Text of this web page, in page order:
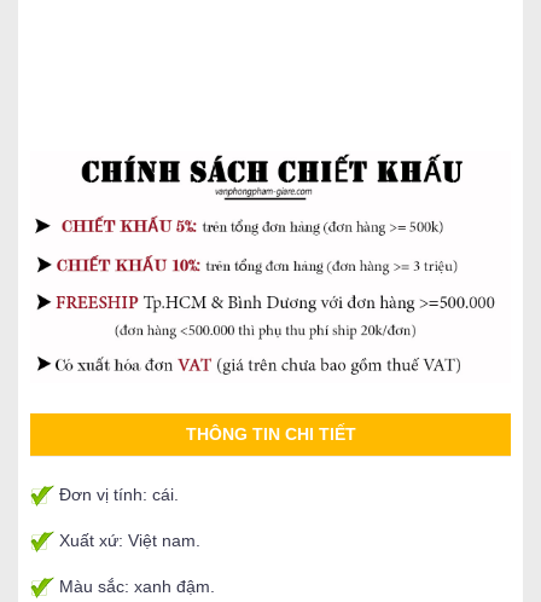
THÔNG TIN CHI TIẾT
Đơn vị tính: cái.
Xuất xứ: Việt nam.
Màu sắc: xanh đậm.